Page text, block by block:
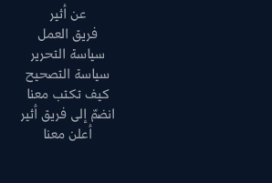
عن أثير
فريق العمل
سياسة التحرير
سياسة التصحيح
كيف تكتب معنا
انضمّ إلى فريق أثير
أعلن معنا